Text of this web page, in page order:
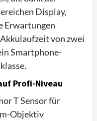
Display,
Erwartungen
von zwei
Smartphone-
Profi-Niveau
T Sensor für
Objektiv